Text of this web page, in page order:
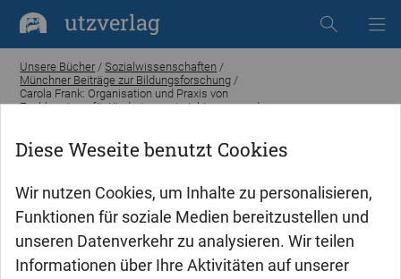
Diese Weseite benutzt Cookies
Wir nutzen Cookies, um Inhalte zu personalisieren,
Funktionen für soziale Medien bereitzustellen und
unseren Datenverkehr zu analysieren. Wir teilen
Informationen über Ihre Aktivitäten auf unserer
utzverlag
Unsere Bücher /Sozialwissenschaften /
Münchner Beiträge zur Bildungsforschung /
Carola Frank: Organisation und Praxis von
Fachberatung für Kindertageseinrichtungen und